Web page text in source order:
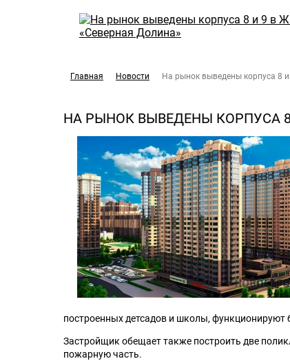
Главная Новости На рынок выведены корпуса 8
НА РЫНОК ВЫВЕДЕНЫ КОРПУСА
построенных детсадов и школы, функционируют
Застройщик обещает также построить две
пожарную часть.